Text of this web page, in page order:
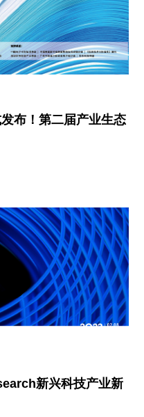
布！第二届产业生态
新兴科技产业新